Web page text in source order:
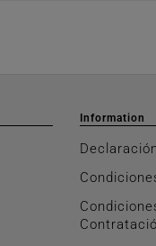
Information